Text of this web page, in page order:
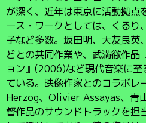
が深く、近年は東京に活動拠点
ース・ワークとしては、くるり
子など多数。坂田明、大友良英
どとの共同作業や、武満徹作品
ョン』(2006)など現代音楽に
ている。映像作家とのコラボレ
Herzog、Olivier Assayas、青
督作品のサウンドトラックを担